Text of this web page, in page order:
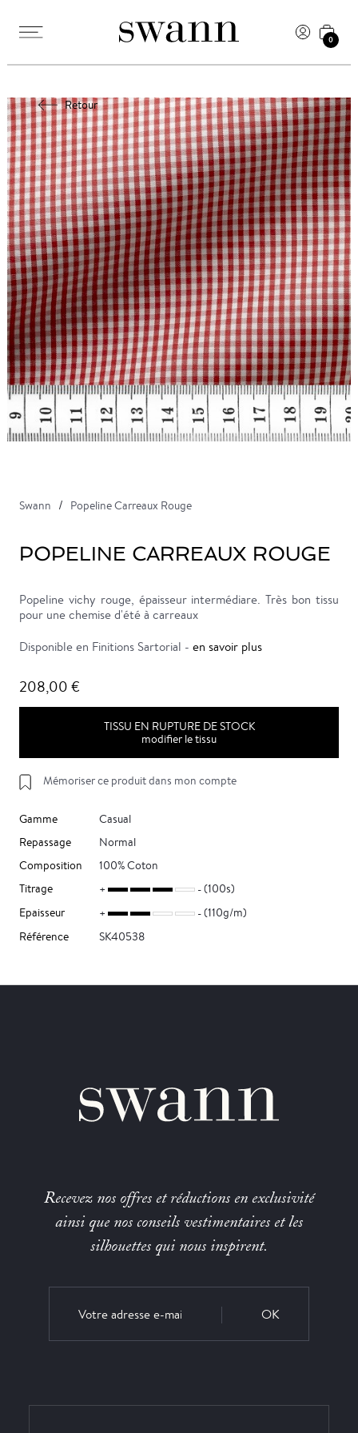
0
Retour
Swann Popeline Carreaux Rouge
POPELINE CARREAUX ROUGE
Popeline vichy rouge, épaisseur intermédiare. Très bon tissu
pour une chemise d'été à carreaux
Disponible en Finitions Sartorial - en savoir plus
208,00 €
TISSU EN RUPTURE DE STOCK
modifier le tissu
Mémoriser ce produit dans mon compte
Gamme
Casual
Repassage
Normal
Composition
100% Coton
Titrage
(100s)
Epaisseur
(110g/m)
Référence
SK40538
Recevez nos offres et réductions en exclusivité
ainsi que nos conseils vestimentaires et les
silhouettes qui nous inspirent.
OK